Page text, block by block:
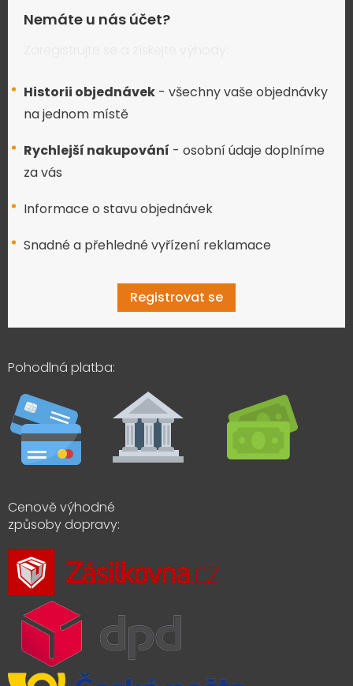
Nemáte u nás účet?
Historii objednávek - všechny vaše objednávky
na jednom místě
Rychlejší nakupování - osobní údaje doplníme
za vás
Informace o stavu objednávek
Snadné a přehledné vyřízení reklamace
Registrovat se
Pohodlná platba:
Cenově výhodné
způsoby dopravy: